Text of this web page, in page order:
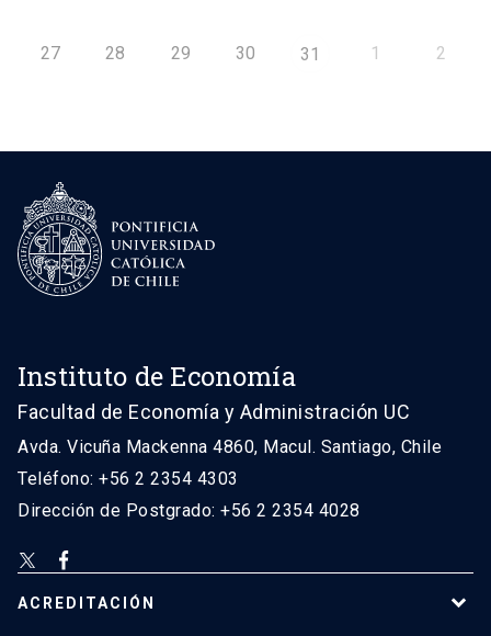
27 28 29 30 31 1 2
Instituto de Economía
Facultad de Economía y Administración UC
Avda. Vicuña Mackenna 4860, Macul. Santiago, Chile
Teléfono: +56 2 2354 4303
Dirección de Postgrado: +56 2 2354 4028
ACREDITACIÓN